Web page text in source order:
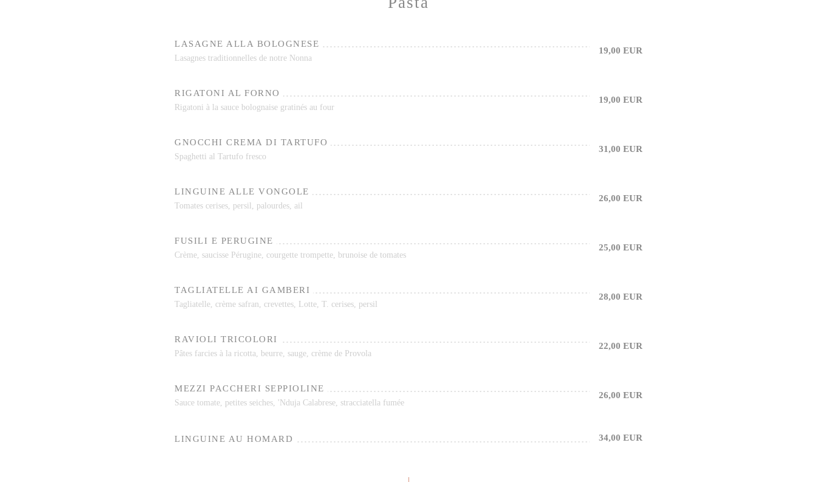
LASAGNE ALLA BOLOGNESE
Lasagnes traditionnelles de notre Nonna
19,00 EUR
RIGATONI AL FORNO
Rigatoni à la sauce bolognaise gratinés au four
19,00 EUR
GNOCCHI CREMA DI TARTUFO
Spaghetti al Tartufo fresco
31,00 EUR
LINGUINE ALLE VONGOLE
Tomates cerises, persil, palourdes, ail
26,00 EUR
FUSILI E PERUGINE
Crème, saucisse Pérugine, courgette trompette, brunoise de tomates
25,00 EUR
TAGLIATELLE AI GAMBERI
Tagliatelle, crème safran, crevettes, Lotte, T. cerises, persil
28,00 EUR
RAVIOLI TRICOLORI
Pâtes farcies à la ricotta, beurre, sauge, crème de Provola
22,00 EUR
MEZZI PACCHERI SEPPIOLINE
Sauce tomate, petites seiches, 'Nduja Calabrese, stracciatella fumée
26,00 EUR
LINGUINE AU HOMARD 34,00 EUR